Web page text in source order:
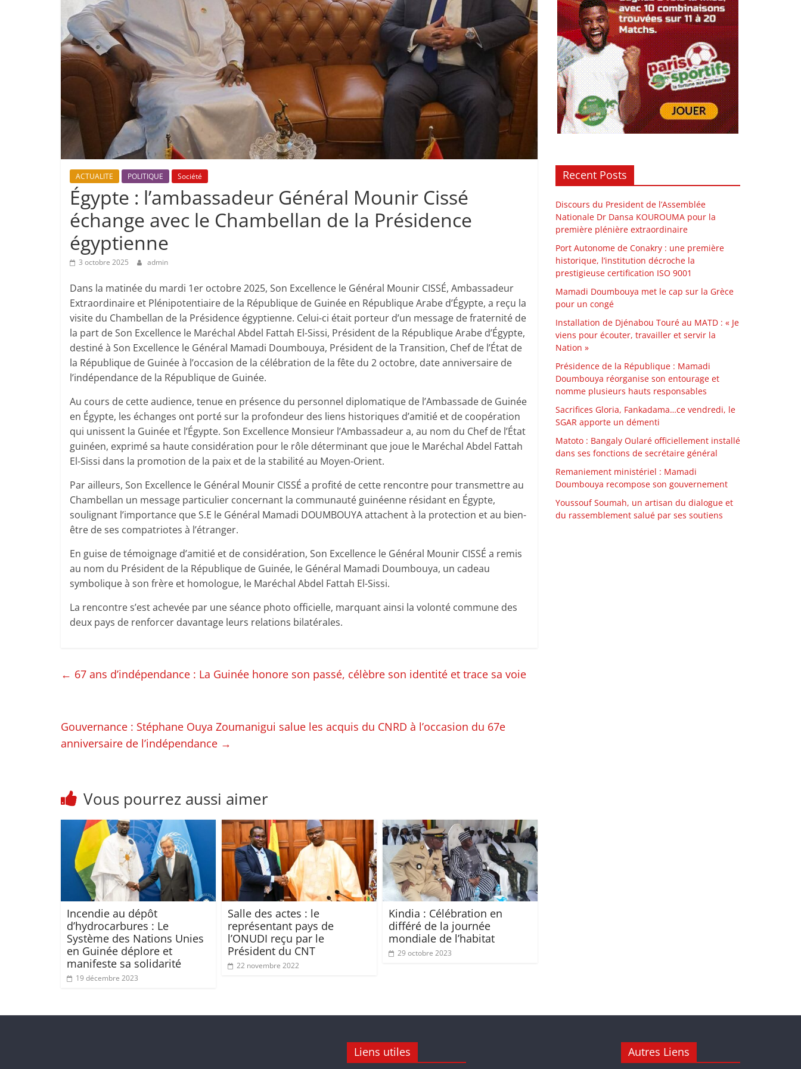
ACTUALITE POLITIQUE Société
Égypte : l’ambassadeur Général Mounir Cissé
échange avec le Chambellan de la Présidence
égyptienne
3 octobre 2025 admin
Dans la matinée du mardi 1er octobre 2025, Son Excellence le Général Mounir CISSÉ, Ambassadeur
Extraordinaire et Plénipotentiaire de la République de Guinée en République Arabe d’Égypte, a reçu la
visite du Chambellan de la Présidence égyptienne. Celui-ci était porteur d’un message de fraternité de
la part de Son Excellence le Maréchal Abdel Fattah El-Sissi, Président de la République Arabe d’Égypte,
destiné à Son Excellence le Général Mamadi Doumbouya, Président de la Transition, Chef de l’État de
la République de Guinée à l’occasion de la célébration de la fête du 2 octobre, date anniversaire de
l’indépendance de la République de Guinée.
Au cours de cette audience, tenue en présence du personnel diplomatique de l’Ambassade de Guinée
en Égypte, les échanges ont porté sur la profondeur des liens historiques d’amitié et de coopération
qui unissent la Guinée et l’Égypte. Son Excellence Monsieur l’Ambassadeur a, au nom du Chef de l’État
guinéen, exprimé sa haute considération pour le rôle déterminant que joue le Maréchal Abdel Fattah
El-Sissi dans la promotion de la paix et de la stabilité au Moyen-Orient.
Par ailleurs, Son Excellence le Général Mounir CISSÉ a profité de cette rencontre pour transmettre au
Chambellan un message particulier concernant la communauté guinéenne résidant en Égypte,
soulignant l’importance que S.E le Général Mamadi DOUMBOUYA attachent à la protection et au bien-
être de ses compatriotes à l’étranger.
En guise de témoignage d’amitié et de considération, Son Excellence le Général Mounir CISSÉ a remis
au nom du Président de la République de Guinée, le Général Mamadi Doumbouya, un cadeau
symbolique à son frère et homologue, le Maréchal Abdel Fattah El-Sissi.
La rencontre s’est achevée par une séance photo officielle, marquant ainsi la volonté commune des
deux pays de renforcer davantage leurs relations bilatérales.
← 67 ans d’indépendance : La Guinée honore son passé, célèbre son identité et trace sa voie
Gouvernance : Stéphane Ouya Zoumanigui salue les acquis du CNRD à l’occasion du 67e
anniversaire de l’indépendance →
Vous pourrez aussi aimer
Incendie au dépôt
d’hydrocarbures : Le
Système des Nations Unies
en Guinée déplore et
manifeste sa solidarité
19 décembre 2023
Salle des actes : le
représentant pays de
l’ONUDI reçu par le
Président du CNT
22 novembre 2022
Kindia : Célébration en
différé de la journée
mondiale de l’habitat
29 octobre 2023
Recent Posts
Discours du President de l’Assemblée
Nationale Dr Dansa KOUROUMA pour la
première plénière extraordinaire
Port Autonome de Conakry : une première
historique, l’institution décroche la
prestigieuse certification ISO 9001
Mamadi Doumbouya met le cap sur la Grèce
pour un congé
Installation de Djénabou Touré au MATD : « Je
viens pour écouter, travailler et servir la
Nation »
Présidence de la République : Mamadi
Doumbouya réorganise son entourage et
nomme plusieurs hauts responsables
Sacrifices Gloria, Fankadama…ce vendredi, le
SGAR apporte un démenti
Matoto : Bangaly Oularé officiellement installé
dans ses fonctions de secrétaire général
Remaniement ministériel : Mamadi
Doumbouya recompose son gouvernement
Youssouf Soumah, un artisan du dialogue et
du rassemblement salué par ses soutiens
Liens utiles Autres Liens